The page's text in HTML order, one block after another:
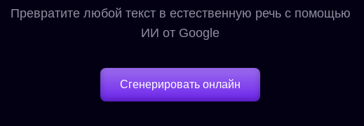
Превратите любой текст в естественную речь с помощью
ИИ от Google
Сгенерировать онлайн